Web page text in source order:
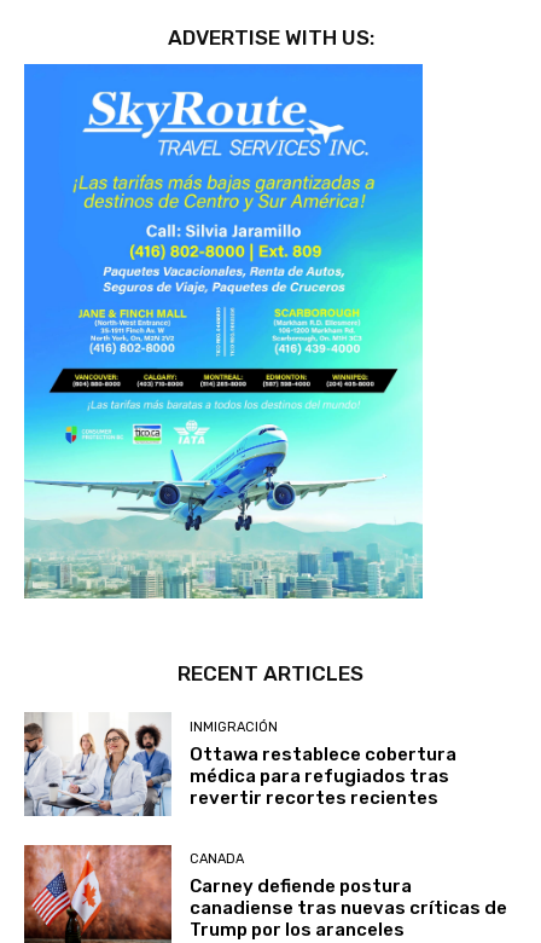
ADVERTISE WITH US:
RECENT ARTICLES
INMIGRACIÓN
Ottawa restablece cobertura
médica para refugiados tras
revertir recortes recientes
CANADA
Carney defiende postura
canadiense tras nuevas críticas de
Trump por los aranceles